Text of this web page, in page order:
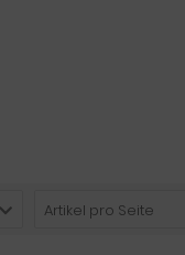
Artikel pro Seite